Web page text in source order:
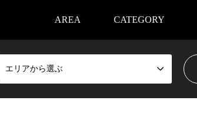
AREA CATEGORY
エリアから選ぶ